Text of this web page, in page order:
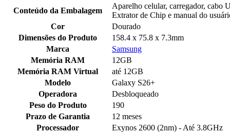
Conteúdo da Embalagem
Aparelho celular, carregador, cabo
Extrator de Chip e manual do
Cor
Dourado
Dimensões do Produto
158.4 x 75.8 x 7.3mm
Marca
Samsung
Memória RAM
12GB
Memória RAM Virtual
até 12GB
Modelo
Galaxy S26+
Operadora
Desbloqueado
Peso do Produto
190
Prazo de Garantia
12 meses
Processador
Exynos 2600 (2nm) - Até 3.8GHz